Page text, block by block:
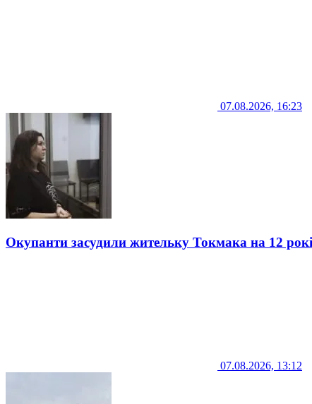
07.08.2026, 16:23
Окупанти засудили жительку Токмака на 12
07.08.2026, 13:12